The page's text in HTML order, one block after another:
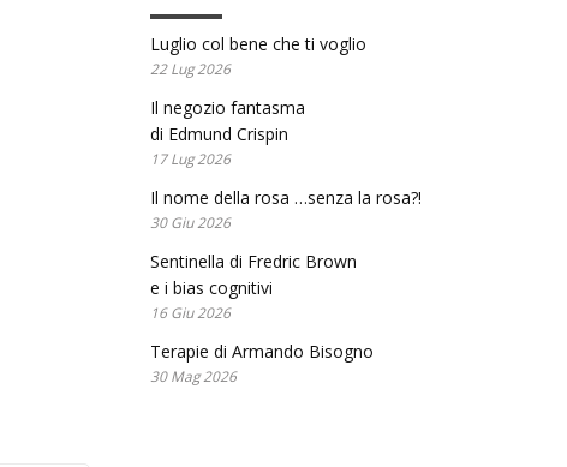
Luglio col bene che ti voglio
22 Lug 2026
Il negozio fantasma
di Edmund Crispin
17 Lug 2026
Il nome della rosa …senza la rosa?!
30 Giu 2026
Sentinella di Fredric Brown
e i bias cognitivi
16 Giu 2026
Terapie di Armando Bisogno
30 Mag 2026